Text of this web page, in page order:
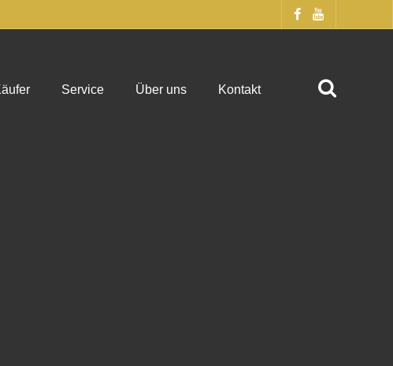
Service Über uns Kontakt